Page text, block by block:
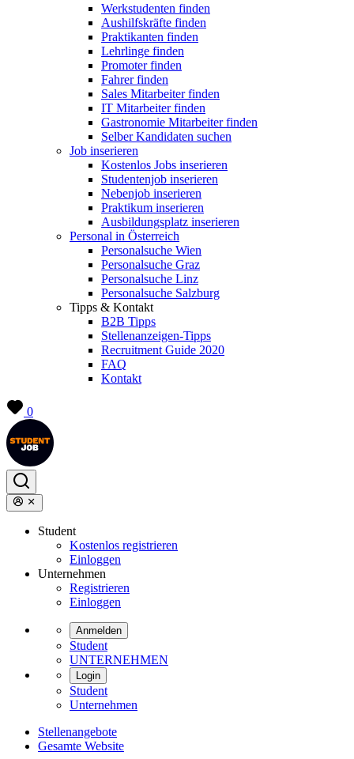
Werkstudenten finden
Aushilfskräfte finden
Praktikanten finden
Lehrlinge finden
Promoter finden
Fahrer finden
Sales Mitarbeiter finden
IT Mitarbeiter finden
Gastronomie Mitarbeiter finden
Selber Kandidaten suchen
Job inserieren
Kostenlos Jobs inserieren
Studentenjob inserieren
Nebenjob inserieren
Praktikum inserieren
Ausbildungsplatz inserieren
Personal in Österreich
Personalsuche Wien
Personalsuche Graz
Personalsuche Linz
Personalsuche Salzburg
Tipps & Kontakt
B2B Tipps
Stellenanzeigen-Tipps
Recruitment Guide 2020
FAQ
Kontakt
0
Student
Kostenlos registrieren
Einloggen
Unternehmen
Registrieren
Einloggen
Anmelden
Student
UNTERNEHMEN
Login
Student
Unternehmen
Stellenangebote
Gesamte Website